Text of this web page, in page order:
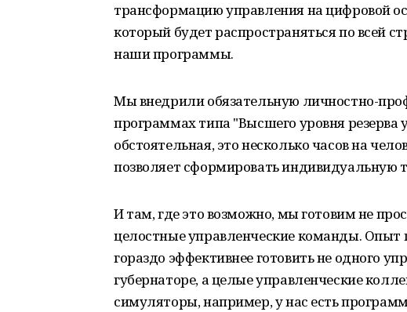
трансформацию управления на цифровой
который будет распространяться по всей
наши программы.
Мы внедрили обязательную личностно-
программах типа "Высшего уровня резерва
обстоятельная, это несколько часов на
позволяет сформировать индивидуальную
И там, где это возможно, мы готовим не
целостные управленческие команды. Опыт
гораздо эффективнее готовить не одного
губернаторе, а целые управленческие
симуляторы, например, у нас есть